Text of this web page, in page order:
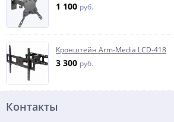
1 100 руб.
Кронштейн Arm-Media LCD-418
3 300 руб.
Контакты